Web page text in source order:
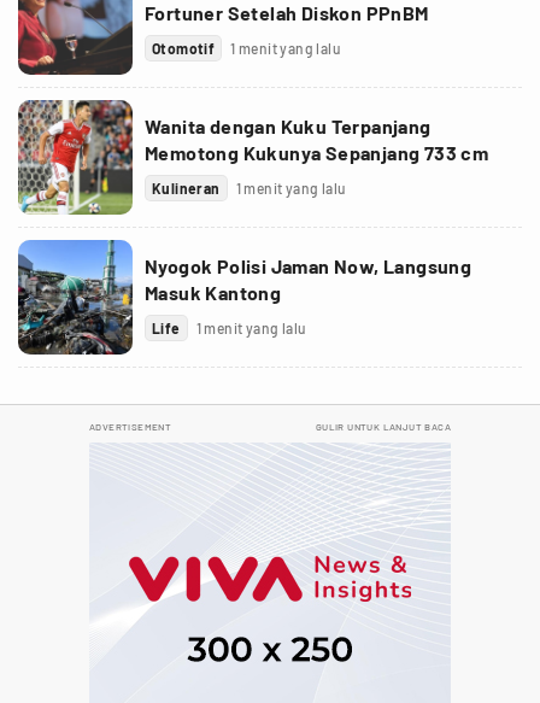
Fortuner Setelah Diskon PPnBM
Otomotif 1 menit yang lalu
Wanita dengan Kuku Terpanjang
Memotong Kukunya Sepanjang 733 cm
Kulineran 1 menit yang lalu
Nyogok Polisi Jaman Now, Langsung
Masuk Kantong
Life 1 menit yang lalu
ADVERTISEMENT GULIR UNTUK LANJUT BACA